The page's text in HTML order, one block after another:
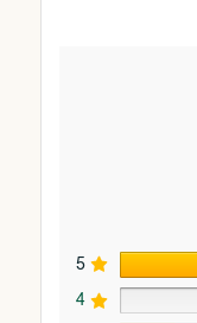
5
4